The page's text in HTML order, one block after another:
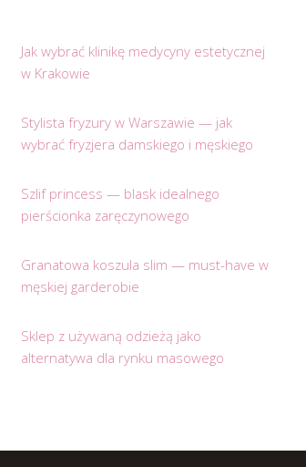
Jak wybrać klinikę medycyny estetycznej
w Krakowie
Stylista fryzury w Warszawie — jak
wybrać fryzjera damskiego i męskiego
Szlif princess — blask idealnego
pierścionka zaręczynowego
Granatowa koszula slim — must-have w
męskiej garderobie
Sklep z używaną odzieżą jako
alternatywa dla rynku masowego